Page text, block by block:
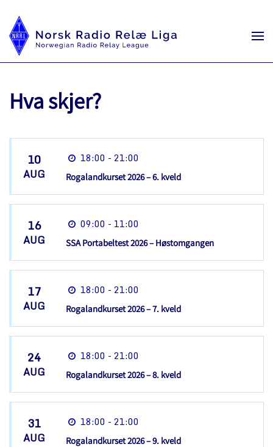
Hva skjer?
10
AUG
18:00 - 21:00
Rogalandkurset 2026 – 6. kveld
16
AUG
09:00 - 11:00
SSA Portabeltest 2026 – Høstomgangen
17
AUG
18:00 - 21:00
Rogalandkurset 2026 – 7. kveld
24
AUG
18:00 - 21:00
Rogalandkurset 2026 – 8. kveld
31
AUG
18:00 - 21:00
Rogalandkurset 2026 – 9. kveld